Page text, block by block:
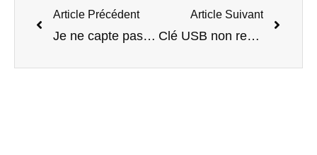
Article Précédent
Je ne capte pas bien le Wifi chez moi : que faire ?
Article Suivant
Clé USB non reconnue : les causes et solutions